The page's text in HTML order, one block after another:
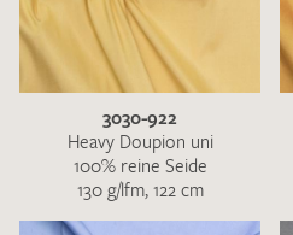
3030-922
Heavy Doupion uni
100% reine Seide
130 g/lfm, 122 cm